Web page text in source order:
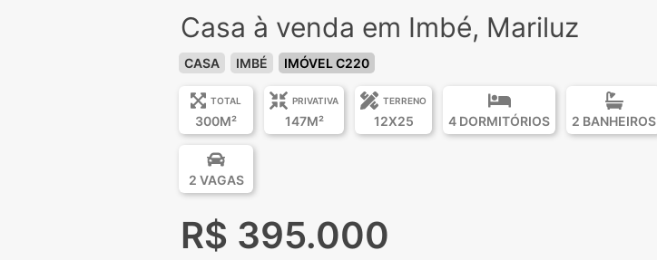
Casa à venda em Imbé, Mariluz
CASA IMBÉ IMÓVEL C220
TOTAL
300M²
PRIVATIVA
147M²
TERRENO
12X25 4 DORMITÓRIOS 2 BANHEIROS
2 VAGAS
R$ 395.000